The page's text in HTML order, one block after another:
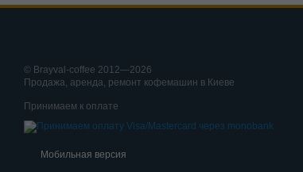
© Brayval-coffee 2012—2026
Продажа, аренда, ремонт кофемашин в Киеве
Принимаем к оплате
Мобильная версия